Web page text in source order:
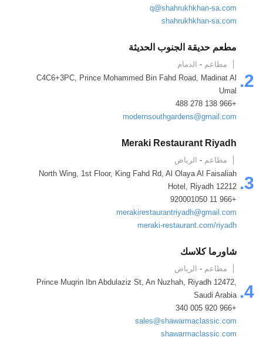
q@shahrukhkhan-sa.com
shahrukhkhan-sa.com
2.
مطعم حديقة الجنوب الحديثة
مطاعم - الدمام
C4C6+3PC, Prince Mohammed Bin Fahd Road, Madinat Al
Umal
+966 138 278 488
modernsouthgardens@gmail.com
3.
Meraki Restaurant Riyadh
مطاعم - الرياض
North Wing, 1st Floor, King Fahd Rd, Al Olaya Al Faisaliah
Hotel, Riyadh 12212
+966 11 920001050
merakirestaurantriyadh@gmail.com
meraki-restaurant.com/riyadh
4.
شاورما كلاسك
مطاعم - الرياض
Prince Muqrin Ibn Abdulaziz St, An Nuzhah, Riyadh 12472,
Saudi Arabia
+966 920 005 340
sales@shawarmaclassic.com
shawarmaclassic.com